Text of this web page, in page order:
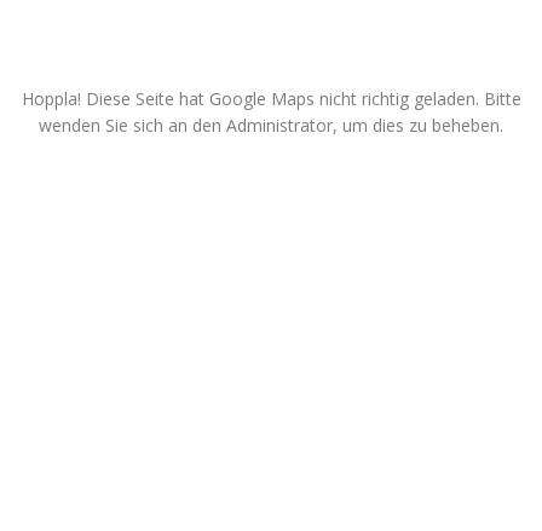
Hoppla! Diese Seite hat Google Maps nicht richtig geladen. Bitte
wenden Sie sich an den Administrator, um dies zu beheben.